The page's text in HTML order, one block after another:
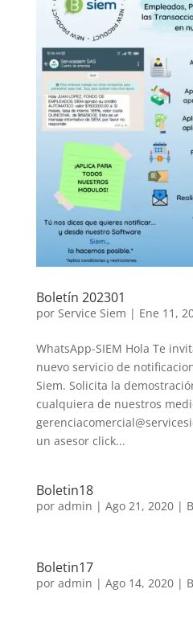
Boletín 202301
por Service Siem | Ene 11,
WhatsApp-SIEM Hola Te
nuevo servicio de
Siem. Solicita la
cualquiera de nuestros
un asesor click...
Boletin18
por admin | Ago 21, 2020|
Boletin17
por admin | Ago 14, 2020|